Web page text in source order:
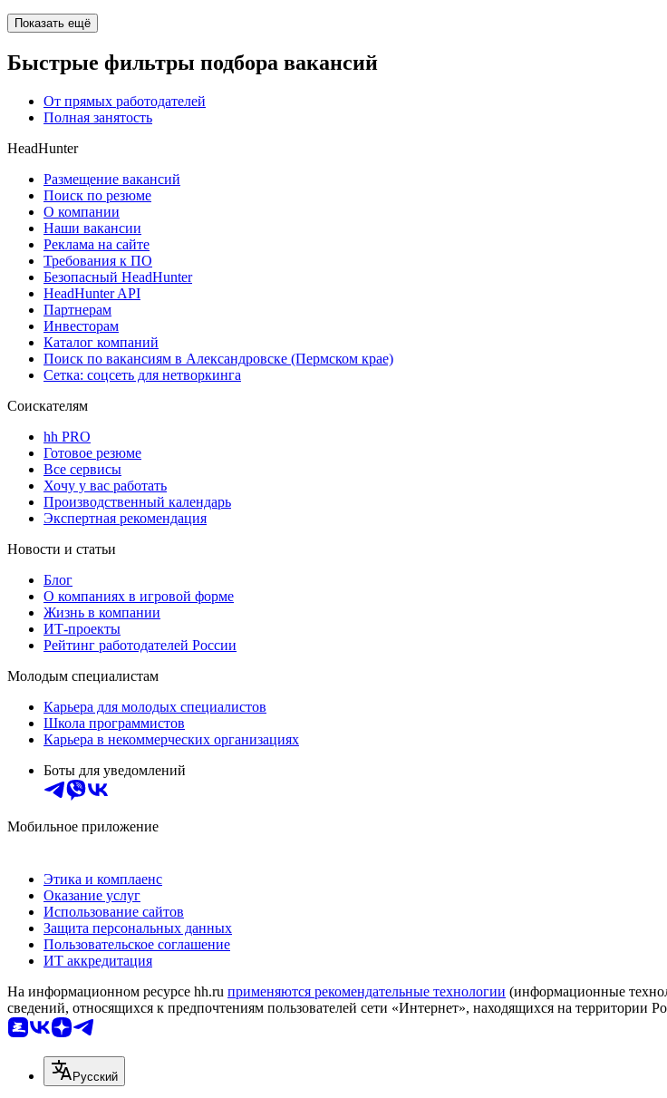
Показать ещё
Быстрые фильтры подбора вакансий
От прямых работодателей
Полная занятость
HeadHunter
Размещение вакансий
Поиск по резюме
О компании
Наши вакансии
Реклама на сайте
Требования к ПО
Безопасный HeadHunter
HeadHunter API
Партнерам
Инвесторам
Каталог компаний
Поиск по вакансиям в Александровске (Пермском крае)
Сетка: соцсеть для нетворкинга
Соискателям
hh PRO
Готовое резюме
Все сервисы
Хочу у вас работать
Производственный календарь
Экспертная рекомендация
Новости и статьи
Блог
О компаниях в игровой форме
Жизнь в компании
ИТ-проекты
Рейтинг работодателей России
Молодым специалистам
Карьера для молодых специалистов
Школа программистов
Карьера в некоммерческих организациях
Боты для уведомлений
Мобильное приложение
Этика и комплаенс
Оказание услуг
Использование сайтов
Защита персональных данных
Пользовательское соглашение
ИТ аккредитация
На информационном ресурсе hh.ru применяются рекомендательные технологии (информационные
сведений, относящихся к предпочтениям пользователей сети «Интернет», находящихся на территории
Русский